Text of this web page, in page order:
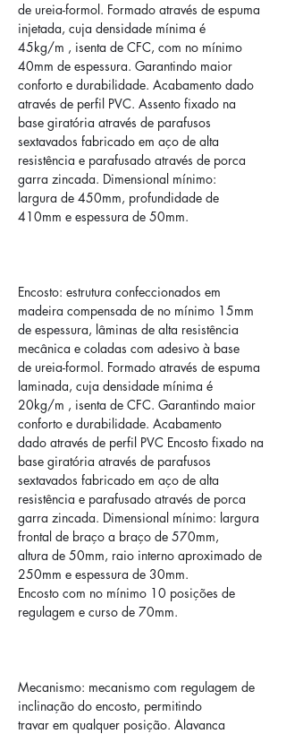
de ureia-formol. Formado através de espuma
injetada, cuja densidade mínima é
45kg/m , isenta de CFC, com no mínimo
40mm de espessura. Garantindo maior
conforto e durabilidade. Acabamento dado
através de perfil PVC. Assento fixado na
base giratória através de parafusos
sextavados fabricado em aço de alta
resistência e parafusado através de porca
garra zincada. Dimensional mínimo:
largura de 450mm, profundidade de
410mm e espessura de 50mm.
Encosto: estrutura confeccionados em
madeira compensada de no mínimo 15mm
de espessura, lâminas de alta resistência
mecânica e coladas com adesivo à base
de ureia-formol. Formado através de espuma
laminada, cuja densidade mínima é
20kg/m , isenta de CFC. Garantindo maior
conforto e durabilidade. Acabamento
dado através de perfil PVC Encosto fixado na
base giratória através de parafusos
sextavados fabricado em aço de alta
resistência e parafusado através de porca
garra zincada. Dimensional mínimo: largura
frontal de braço a braço de 570mm,
altura de 50mm, raio interno aproximado de
250mm e espessura de 30mm.
Encosto com no mínimo 10 posições de
regulagem e curso de 70mm.
Mecanismo: mecanismo com regulagem de
inclinação do encosto, permitindo
travar em qualquer posição. Alavanca